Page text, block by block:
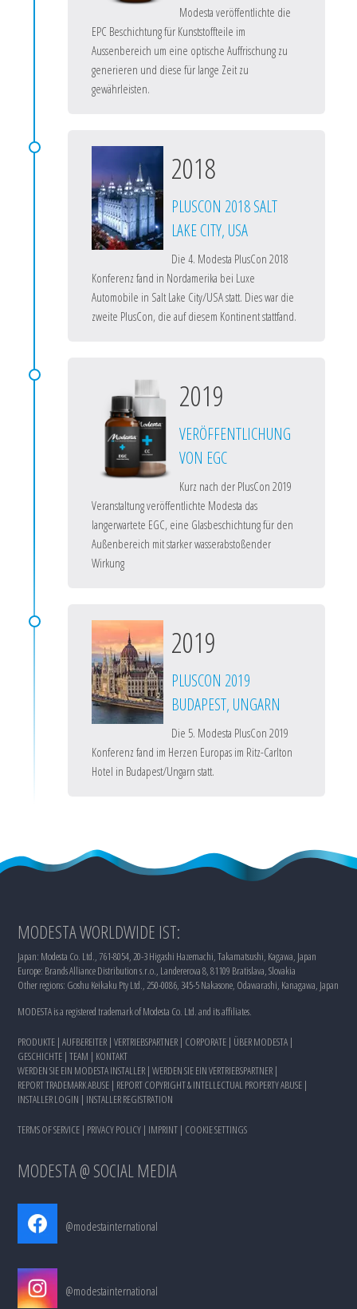
Modesta veröffentlichte die
EPC Beschichtung für Kunststoffteile im
Aussenbereich um eine optische Auffrischung zu
generieren und diese für lange Zeit zu
gewährleisten.
2018
PLUSCON 2018 SALT
LAKE CITY, USA
Die 4. Modesta PlusCon 2018
Konferenz fand in Nordamerika bei Luxe
Automobile in Salt Lake City/USA statt. Dies war die
zweite PlusCon, die auf diesem Kontinent stattfand.
2019
VERÖFFENTLICHUNG
VON EGC
Kurz nach der PlusCon 2019
Veranstaltung veröffentlichte Modesta das
langerwartete EGC, eine Glasbeschichtung für den
Außenbereich mit starker wasserabstoßender
Wirkung
2019
PLUSCON 2019
BUDAPEST, UNGARN
Die 5. Modesta PlusCon 2019
Konferenz fand im Herzen Europas im Ritz-Carlton
Hotel in Budapest/Ungarn statt.
MODESTA WORLDWIDE IST:
Japan: Modesta Co. Ltd., 761-8054, 20-3 Higashi Hazemachi, Takamatsushi, Kagawa, Japan
Europe: Brands Alliance Distribution s.r.o., Landererova 8, 81109 Bratislava, Slovakia
Other regions: Goshu Keikaku Pty Ltd., 250-0086, 345-5 Nakasone, Odawarashi, Kanagawa, Japan
MODESTA is a registered trademark of Modesta Co. Ltd. and its affiliates.
PRODUKTE |AUFBEREITER |VERTRIEBSPARTNER | CORPORATE | ÜBER MODESTA |
GESCHICHTE |TEAM | KONTAKT
WERDEN SIE EIN MODESTA INSTALLER |WERDEN SIE EIN VERTRIEBSPARTNER |
REPORT TRADEMARK ABUSE | REPORT COPYRIGHT & INTELLECTUAL PROPERTY ABUSE |
INSTALLER LOGIN | INSTALLER REGISTRATION
TERMS OF SERVICE | PRIVACY POLICY | IMPRINT | COOKIE SETTINGS
MODESTA @ SOCIAL MEDIA
@modestainternational
@modestainternational